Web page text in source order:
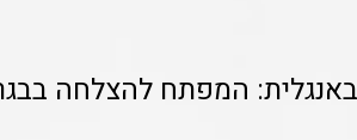
המפתח להצלחה